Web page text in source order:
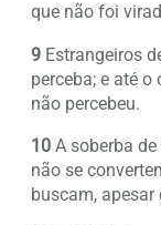
que não foi
9 Estrangeiros
perceba; e até o
não percebeu.
10 A soberba
não se
buscam, apesar